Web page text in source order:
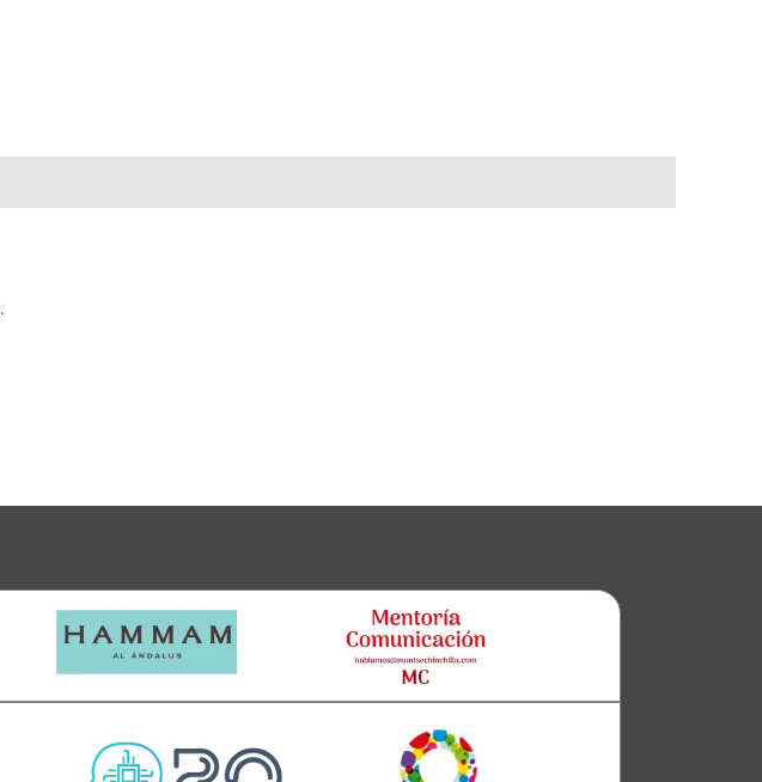
Clara
Club Oratoria Málaga